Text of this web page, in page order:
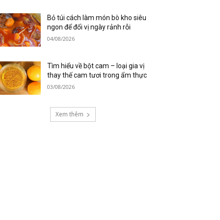
Bỏ túi cách làm món bò kho siêu
ngon để đổi vị ngày rảnh rỗi
04/08/2026
Tìm hiểu về bột cam – loại gia vị
thay thế cam tươi trong ẩm thực
03/08/2026
Xem thêm